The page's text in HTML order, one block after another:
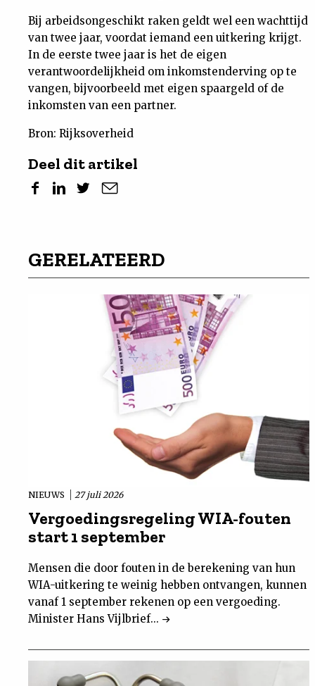
Bij arbeidsongeschikt raken geldt wel een wachttijd
van twee jaar, voordat iemand een uitkering krijgt.
In de eerste twee jaar is het de eigen
verantwoordelijkheid om inkomstenderving op te
vangen, bijvoorbeeld met eigen spaargeld of de
inkomsten van een partner.
Bron: Rijksoverheid
Deel dit artikel
GERELATEERD
NIEUWS 27 juli 2026
Vergoedingsregeling WIA-fouten
start 1 september
Mensen die door fouten in de berekening van hun
WIA-uitkering te weinig hebben ontvangen, kunnen
vanaf 1 september rekenen op een vergoeding.
Minister Hans Vijlbrief...